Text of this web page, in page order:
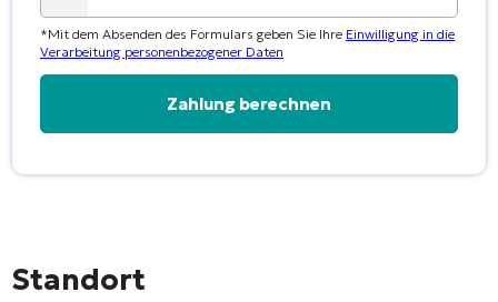
*Mit dem Absenden des Formulars geben Sie Ihre Einwilligung in die
Verarbeitung personenbezogener Daten
Standort